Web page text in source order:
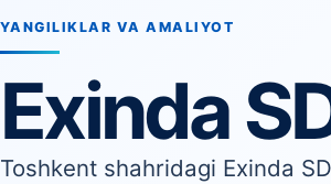
YANGILIKLAR VA AMALIYOT
Exinda
Toshkent shahridagi Exinda